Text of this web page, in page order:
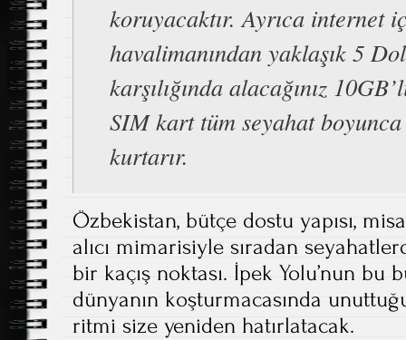
koruyacaktır. Ayrıca internet
havalimanından yaklaşık 5
karşılığında alacağınız
SIM kart tüm seyahat boyunca
kurtarır.
Özbekistan, bütçe dostu yapısı,
alıcı mimarisiyle sıradan
bir kaçış noktası. İpek Yolu’nun bu
dünyanın koşturmacasında
ritmi size yeniden hatırlatacak.